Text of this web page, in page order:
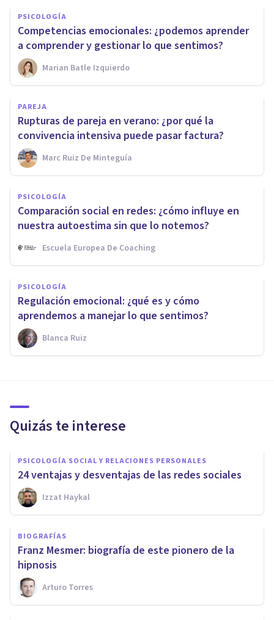
PSICOLOGÍA
Competencias emocionales: ¿podemos aprender
a comprender y gestionar lo que sentimos?
Marian Batle Izquierdo
PAREJA
Rupturas de pareja en verano: ¿por qué la
convivencia intensiva puede pasar factura?
Marc Ruiz De Minteguía
PSICOLOGÍA
Comparación social en redes: ¿cómo influye en
nuestra autoestima sin que lo notemos?
Escuela Europea De Coaching
PSICOLOGÍA
Regulación emocional: ¿qué es y cómo
aprendemos a manejar lo que sentimos?
Blanca Ruiz
Quizás te interese
PSICOLOGÍA SOCIAL Y RELACIONES PERSONALES
24 ventajas y desventajas de las redes sociales
Izzat Haykal
BIOGRAFÍAS
Franz Mesmer: biografía de este pionero de la
hipnosis
Arturo Torres